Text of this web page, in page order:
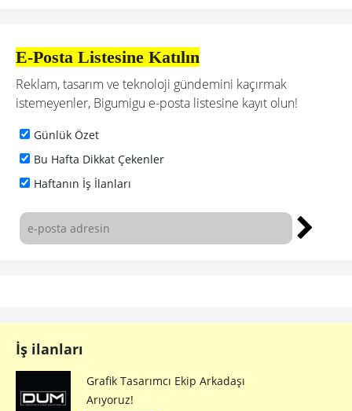
E-Posta Listesine Katılın
Reklam, tasarım ve teknoloji gündemini kaçırmak
istemeyenler, Bigumigu e-posta listesine kayıt olun!
Günlük Özet
Bu Hafta Dikkat Çekenler
Haftanın İş İlanları
İş ilanları
Grafik Tasarımcı Ekip Arkadaşı
Arıyoruz!